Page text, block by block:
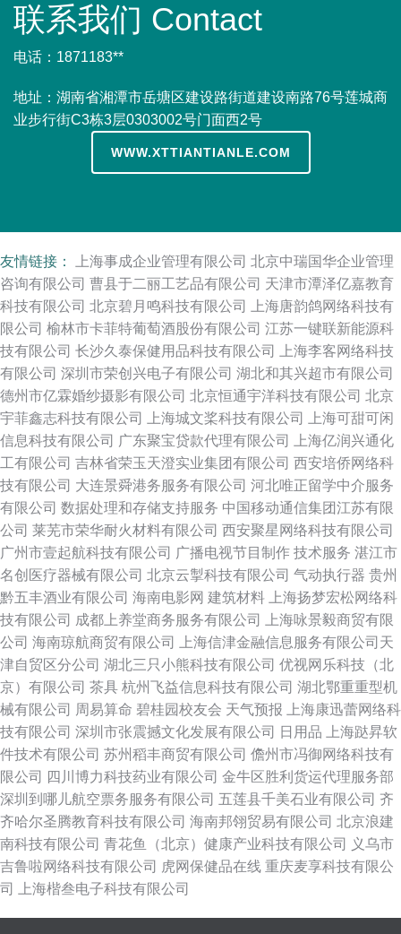
联系我们 Contact
电话：1871183**
地址：湖南省湘潭市岳塘区建设路街道建设南路76号莲城商
业步行街C3栋3层0303002号门面西2号
WWW.XTTIANTIANLE.COM
友情链接： 上海事成企业管理有限公司 北京中瑞国华企业管理
咨询有限公司 曹县于二丽工艺品有限公司 天津市潭泽亿嘉教育
科技有限公司 北京碧月鸣科技有限公司
上海唐韵鸽网络科技有
限公司 榆林市卡菲特葡萄酒股份有限公司 江苏一键联新能源科
技有限公司 长沙久泰保健用品科技有限公司
上海李客网络科技
有限公司 深圳市荣创兴电子有限公司 湖北和其兴超市有限公司
德州市亿霖婚纱摄影有限公司 北京恒通宇洋科技有限公司 北京
宇菲鑫志科技有限公司
上海城文桨科技有限公司
上海可甜可闲
信息科技有限公司 广东聚宝贷款代理有限公司
上海亿润兴通化
工有限公司 吉林省荣玉天澄实业集团有限公司 西安培侨网络科
技有限公司 大连景舜港务服务有限公司 河北唯正留学中介服务
有限公司 数据处理和存储支持服务 中国移动通信集团江苏有限
公司 莱芜市荣华耐火材料有限公司 西安聚星网络科技有限公司
广州市壹起航科技有限公司 广播电视节目制作 技术服务 湛江市
名创医疗器械有限公司 北京云掣科技有限公司 气动执行器 贵州
黔五丰酒业有限公司 海南电影网 建筑材料
上海扬梦宏松网络科
技有限公司 成都上养堂商务服务有限公司
上海咏景毅商贸有限
公司 海南琼航商贸有限公司
上海信津金融信息服务有限公司天
津自贸区分公司 湖北三只小熊科技有限公司 优视网乐科技（北
京）有限公司 茶具 杭州飞益信息科技有限公司 湖北鄂重重型机
械有限公司 周易算命 碧桂园校友会 天气预报
上海康迅蕾网络科
技有限公司 深圳市张震撼文化发展有限公司 日用品
上海跶昇软
件技术有限公司 苏州稻丰商贸有限公司 儋州市冯御网络科技有
限公司
四川博力科技药业有限公司 金牛区胜利货运代理服务部
深圳到哪儿航空票务服务有限公司 五莲县千美石业有限公司 齐
齐哈尔圣腾教育科技有限公司 海南邦翎贸易有限公司 北京浪建
南科技有限公司 青花鱼（北京）健康产业科技有限公司
义乌市
吉鲁啦网络科技有限公司 虎网保健品在线 重庆麦享科技有限公
司
上海楷叁电子科技有限公司